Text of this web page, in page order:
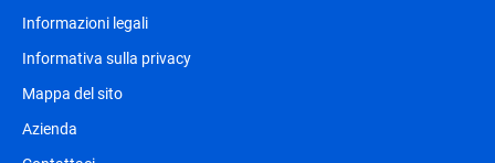
Informazioni legali
Informativa sulla privacy
Mappa del sito
Azienda